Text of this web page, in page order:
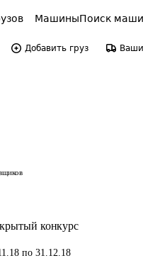
МашиныПоиск
Добавить груз
конкурс
по 31.12.18